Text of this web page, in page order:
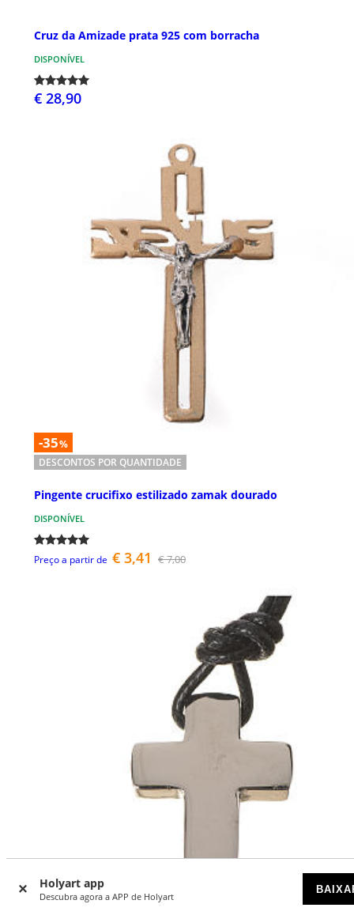
Holyart app
Descubra agora a APP de Holyart
Cruz da Amizade prata 925 com borracha
DISPONÍVEL
€ 28,90
-35%
DESCONTOS POR QUANTIDADE
Pingente crucifixo estilizado zamak dourado
DISPONÍVEL
Preço a partir de € 3,41 € 7,00